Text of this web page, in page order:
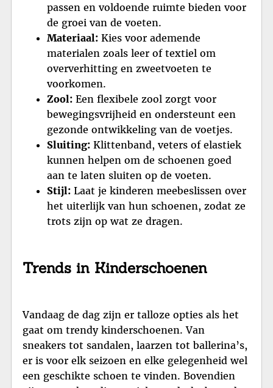
passen en voldoende ruimte bieden voor
de groei van de voeten.
Materiaal: Kies voor ademende
materialen zoals leer of textiel om
oververhitting en zweetvoeten te
voorkomen.
Zool: Een flexibele zool zorgt voor
bewegingsvrijheid en ondersteunt een
gezonde ontwikkeling van de voetjes.
Sluiting: Klittenband, veters of elastiek
kunnen helpen om de schoenen goed
aan te laten sluiten op de voeten.
Stijl: Laat je kinderen meebeslissen over
het uiterlijk van hun schoenen, zodat ze
trots zijn op wat ze dragen.
Trends in Kinderschoenen
Vandaag de dag zijn er talloze opties als het
gaat om trendy kinderschoenen. Van
sneakers tot sandalen, laarzen tot ballerina’s,
er is voor elk seizoen en elke gelegenheid wel
een geschikte schoen te vinden. Bovendien